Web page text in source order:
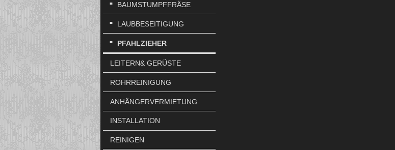
BAUMSTUMPFFRÄSE
LAUBBESEITIGUNG
PFAHLZIEHER
LEITERN& GERÜSTE
ROHRREINIGUNG
ANHÄNGERVERMIETUNG
INSTALLATION
REINIGEN